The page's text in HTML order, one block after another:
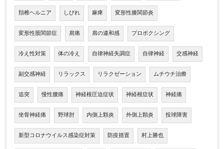
頚椎ヘルニア しびれ 麻痺 変形性膝関節炎
変形性股関節症 肩痛 肩の違和感 プロボクシング
冷え性対策 体の冷え 自律神経失調症 自律神経 交感神経
副交感神経 リラックス リラクゼーション ムチウチ治療
追突 慢性腰痛 神経根圧迫症状 神経根症状 神経痛
坐骨神経痛 野球肘 内側上顆炎 外側上顆炎 投球障害
新型コロナウイルス感染症対策 防疫措置 村上勝也